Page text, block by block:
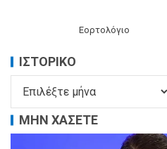
Εορτολόγιο
ΙΣΤΟΡΙΚΌ
ΜΗΝ ΧΑΣΕΤΕ